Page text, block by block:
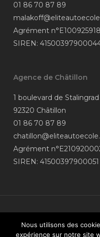
01 86 70 87 89
Agrément
SIREN:
Agence de Châtillon
1 boulevard de Stalingrad
92320 Châtillon
01 86 70 87 89
Agrément
SIREN: 41500397900051
© 2026 Élite Auto-Moto-
dumédiateur| Site réalisé
Nous utilisons des
expérience sur notre site